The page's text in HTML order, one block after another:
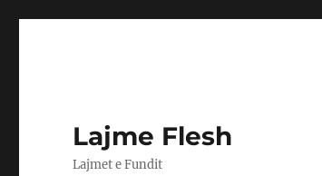
Lajme Flesh
Lajmet e Fundit